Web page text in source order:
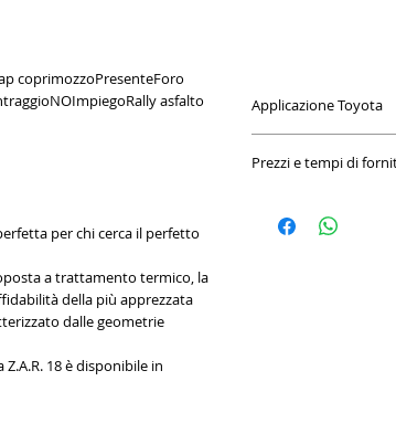
coprimozzoPresenteForo
asfalto
per chi cerca il perfetto
a trattamento termico, la
della più apprezzata
dalle geometrie
18 è disponibile in
Applicazione Toyota
ZR5280060043 +
Prezzi e tempi di
del kit di montaggio